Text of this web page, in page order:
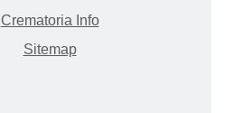
Crematoria Info
Sitemap